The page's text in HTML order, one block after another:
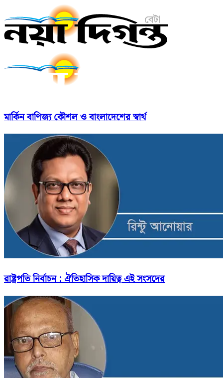
মার্কিন বাণিজ্য কৌশল ও বাংলাদেশের স্বার্থ
রাষ্ট্রপতি নির্বাচন : ঐতিহাসিক দায়িত্ব এই সংসদের